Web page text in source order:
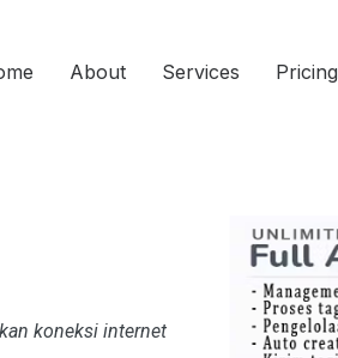
About Services Pricing
koneksi internet